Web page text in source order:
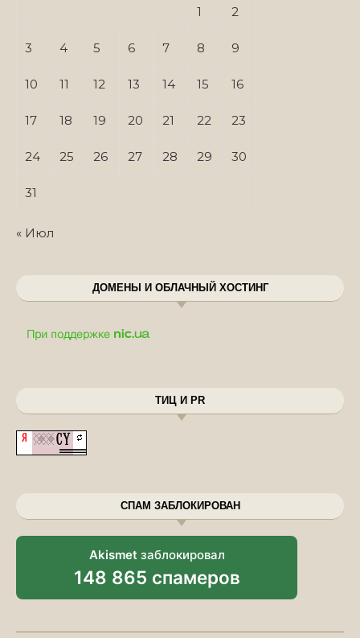
1 2
3 4 5 6 7 8 9
10 11 12 13 14 15 16
17 18 19 20 21 22 23
24 25 26 27 28 29 30
31
« Июл
ДОМЕНЫ И ОБЛАЧНЫЙ ХОСТИНГ
ТИЦ И PR
СПАМ ЗАБЛОКИРОВАН
Akismet заблокировал
148 865 спамеров